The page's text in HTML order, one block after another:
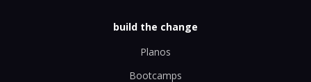
build the change
Planos
Bootcamps